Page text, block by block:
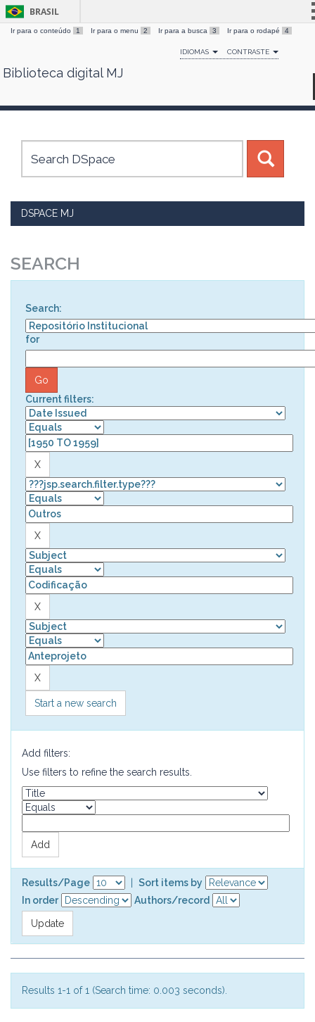
Skip
BRASIL
Simplifique!
Comunica BR
Canais
Ir para o conteúdo 1 Ir para o menu 2 Ir para a busca 3 Ir para o rodapé 4
IDIOMAS CONTRASTE
Biblioteca digital MJ
DSPACE MJ
SEARCH
Search:
for
Current filters:
Start a new search
Add filters:
Use filters to refine the search results.
Results/Page
Sort items by
In order
Authors/record
Results 1-1 of 1 (Search time: 0.003 seconds).